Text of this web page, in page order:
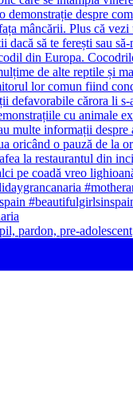
pardon, pre-adolescent